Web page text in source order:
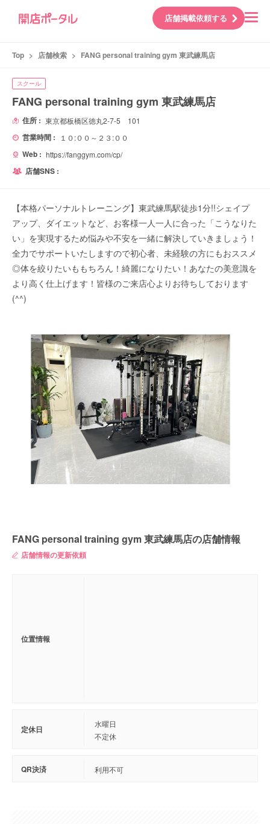
店舗掲載依頼する
Top > 店舗検索 > FANG personal training gym 東武練馬店
スクール
FANG personal training gym 東武練馬店
住所 : 東京都板橋区徳丸2-7-5 101
営業時間 : １０:００～２３:００
Web : https://fanggym.com/cp/
店舗SNS :
【本格パーソナルトレーニング】東武練馬駅徒歩1分!!シェイプ
アップ、ダイエットなど、お客様一人一人に合った「こうなりた
い」を実現するため悩みや不安を一緒に解決していきましょう！
全力でサポートいたしますので初心者、未経験の方にもおススメ
◎体を絞りたいももちろん！綺麗になりたい！あなたの美意識を
より高く仕上げます！皆様のご来店心よりお待ちしております
(^^)
FANG personal training gym 東武練馬店の店舗情報
店舗情報の更新依頼
位置情報
定休日
水曜日
不定休
QR決済 利用不可